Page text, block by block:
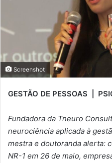
Screenshot
GESTÃO DE PESSOAS |
Fundadora da Tneuro
neurociência aplicada à
mestra e doutoranda alerta:
NR-1 em 26 de maio,